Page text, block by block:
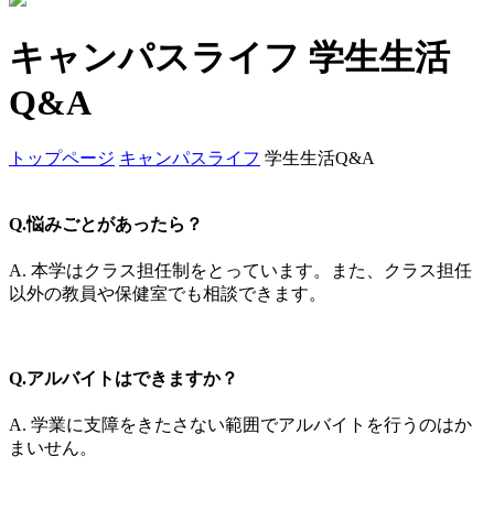
キャンパスライフ 学生生活
Q&A
トップページ キャンパスライフ 学生生活Q&A
Q.悩みごとがあったら？
A. 本学はクラス担任制をとっています。また、クラス担任
以外の教員や保健室でも相談できます。
Q.アルバイトはできますか？
A. 学業に支障をきたさない範囲でアルバイトを行うのはか
まいせん。